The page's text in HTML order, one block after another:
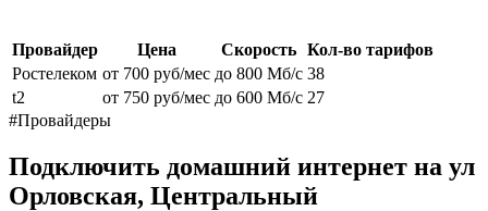
Провайдер Цена Скорость Кол-во тарифов
Ростелеком от 700 руб/мес до 800 Мб/с 38
t2
от 750 руб/мес до 600 Мб/с 27
#Провайдеры
Подключить домашний интернет на ул
Орловская, Центральный